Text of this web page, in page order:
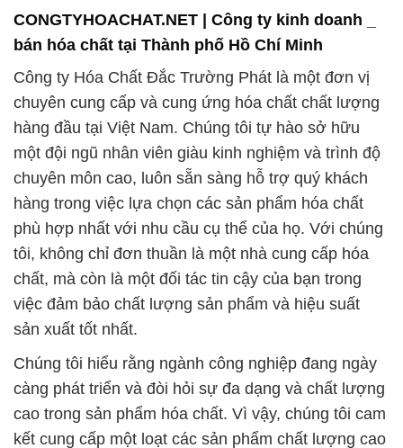
để đáp ứng mọi nhu cầu của khách hàng. Dưới đây
là một số sản phẩm chúng tôi cung cấp:
1. **Sản phẩm chất tẩy rửa**: Chúng tôi cung cấp
các sản phẩm chất tẩy rửa chất lượng, giúp bạn duy
trì sự sạch sẽ và vệ sinh trong quá trình sản xuất.
2. **Dung môi hóa học**: Các dung môi hóa học của
chúng tôi được chọn lọc kỹ càng để đảm bảo tính
an toàn và hiệu quả trong các ứng dụng công
nghiệp.
3. **Soda**: Soda có nhiều ứng dụng trong ngành
công nghiệp, từ xử lý nước đến sản xuất thủy sản.
Chúng tôi cung cấp Soda chất lượng, đảm bảo sự
ổn định trong quy trình sản xuất.
4. **Phân bón và chất bón phát triển cây trồng**:
Chúng tôi cung cấp các sản phẩm phân bón và chất
bón chất lượng, giúp nâng cao hiệu suất và chất